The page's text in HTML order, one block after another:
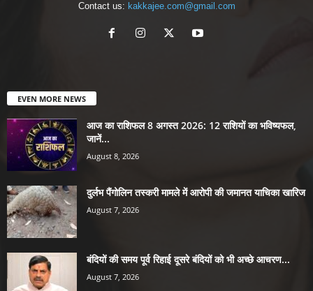
Contact us: kakkajee.com@gmail.com
EVEN MORE NEWS
आज का राशिफल 8 अगस्त 2026: 12 राशियों का भविष्यफल,
जानें...
August 8, 2026
दुर्लभ पैंगोलिन तस्करी मामले में आरोपी की जमानत याचिका खारिज
August 7, 2026
बंदियों की समय पूर्व रिहाई दूसरे बंदियों को भी अच्छे आचरण...
August 7, 2026